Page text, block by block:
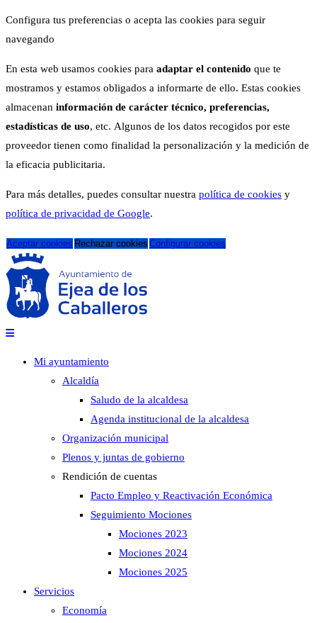
Configura tus preferencias o acepta las cookies para seguir
navegando
En esta web usamos cookies para adaptar el contenido que te
mostramos y estamos obligados a informarte de ello. Estas cookies
almacenan información de carácter técnico, preferencias,
estadísticas de uso, etc. Algunos de los datos recogidos por este
proveedor tienen como finalidad la personalización y la medición de
la eficacia publicitaria.
Para más detalles, puedes consultar nuestra política de cookies y
política de privacidad de Google.
Aceptar cookies Rechazar cookies Configurar cookies
Mi ayuntamiento
Alcaldía
Saludo de la alcaldesa
Agenda institucional de la alcaldesa
Organización municipal
Plenos y juntas de gobierno
Rendición de cuentas
Pacto Empleo y Reactivación Económica
Seguimiento Mociones
Mociones 2023
Mociones 2024
Mociones 2025
Servicios
Economía